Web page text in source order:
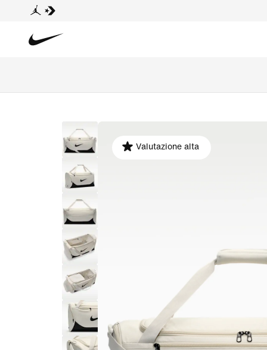
Valutazione alta